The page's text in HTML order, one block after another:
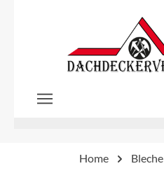
Zum Hauptinhalt springen
Home Bleche